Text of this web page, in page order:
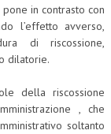
in contrasto con
l’effetto avverso,
di riscossione,
dilatorie.
della riscossione
, che
soltanto